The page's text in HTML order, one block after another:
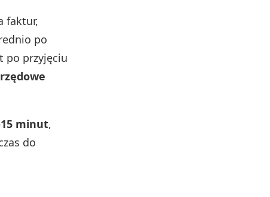
faktur,
po
po przyjęciu
minut,
do